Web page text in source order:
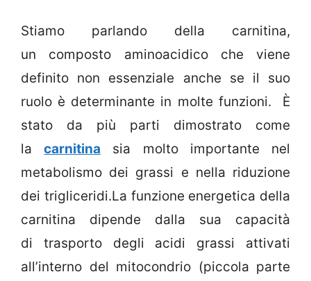
Stiamo parlando della carnitina,
un composto aminoacidico che viene
definito non essenziale anche se il suo
ruolo è determinante in molte funzioni. È
stato da più parti dimostrato come
lacarnitina sia molto importante nel
metabolismo dei grassi e nella riduzione
dei trigliceridi.La funzione energetica della
carnitina dipende dalla sua capacità
di trasporto degli acidi grassi attivati
all’interno del mitocondrio (piccola parte